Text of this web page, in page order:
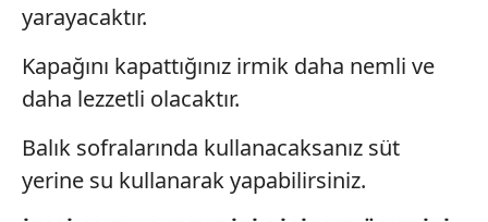
toplumu hizmetlerinin sunulması amacıyla
kılınması ve kişiselleştirilmesi ve sizlere yönelik
reklam/pazarlama faaliyetlerinin yapılması, amaçlarıyla
Çerezlere ilişkin tercihlerinizi aşağıda yer alan panel
vasıtasıyla belirleyebilirsiniz. Çerezlere ilişkin detaylı bilgi
yarayacaktır.
Kapağını kapattığınız irmik daha nemli ve
daha lezzetli olacaktır.
Balık sofralarında kullanacaksanız süt
yerine su kullanarak yapabilirsiniz.